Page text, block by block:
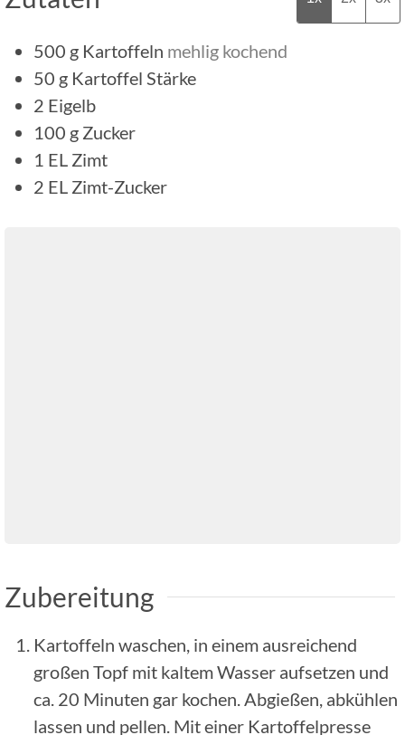
500 g Kartoffeln mehlig kochend
50 g Kartoffel Stärke
2 Eigelb
100 g Zucker
1 EL Zimt
2 EL Zimt-Zucker
Zubereitung
Kartoffeln waschen, in einem ausreichend
großen Topf mit kaltem Wasser aufsetzen und
ca. 20 Minuten gar kochen. Abgießen, abkühlen
lassen und pellen. Mit einer Kartoffelpresse